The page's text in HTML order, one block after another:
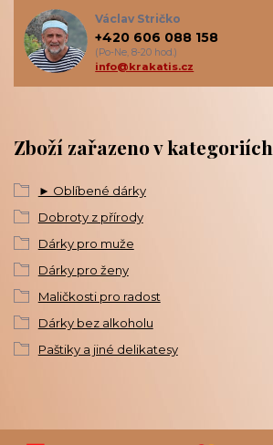
Zboží zařazeno v kategoriích
► Oblíbené dárky
Dobroty z přírody
Dárky pro muže
Dárky pro ženy
Maličkosti pro radost
Dárky bez alkoholu
Paštiky a jiné delikatesy
Václav Stričko
+420 606 088 158
(Po-Ne, 8-20 hod.)
info@krakatis.cz